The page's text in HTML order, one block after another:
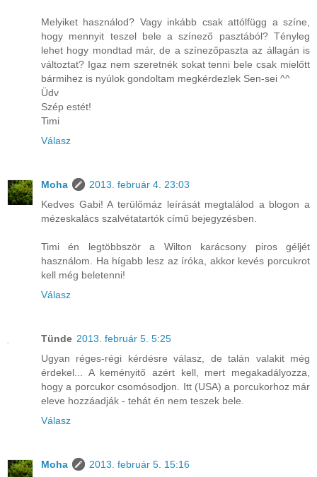
Melyiket használod? Vagy inkább csak attólfügg a színe,
hogy mennyit teszel bele a színező pasztából? Tényleg
lehet hogy mondtad már, de a színezőpaszta az állagán is
változtat? Igaz nem szeretnék sokat tenni bele csak mielőtt
bármihez is nyúlok gondoltam megkérdezlek Sen-sei ^^
Üdv
Szép estét!
Timi
Válasz
Moha
2013. február 4. 23:03
Kedves Gabi! A terülőmáz leírását megtalálod a blogon a
mézeskalács szalvétatartók című bejegyzésben.
Timi én legtöbbször a Wilton karácsony piros géljét
használom. Ha hígabb lesz az íróka, akkor kevés porcukrot
kell még beletenni!
Válasz
Tünde 2013. február 5. 5:25
Ugyan réges-régi kérdésre válasz, de talán valakit még
érdekel... A keményitő azért kell, mert megakadályozza,
hogy a porcukor csomósodjon. Itt (USA) a porcukorhoz már
eleve hozzáadják - tehát én nem teszek bele.
Válasz
Moha
2013. február 5. 15:16